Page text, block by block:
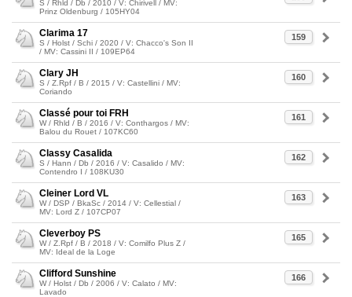
S / Rhld / Db / 2010 / V: Chirivell / MV:
Prinz Oldenburg / 105HY04
159
Clarima 17
S / Holst / Schi / 2020 / V: Chacco's Son II
/ MV: Cassini II / 109EP64
160
Clary JH
S / Z.Rpf / B / 2015 / V: Castellini / MV:
Coriando
161
Classé pour toi FRH
W / Rhld / B / 2016 / V: Conthargos / MV:
Balou du Rouet / 107KC60
162
Classy Casalida
S / Hann / Db / 2016 / V: Casalido / MV:
Contendro I / 108KU30
163
Cleiner Lord VL
W / DSP / BkaSc / 2014 / V: Cellestial /
MV: Lord Z / 107CP07
165
Cleverboy PS
W / Z.Rpf / B / 2018 / V: Comilfo Plus Z /
MV: Ideal de la Loge
166
Clifford Sunshine
W / Holst / Db / 2006 / V: Calato / MV:
Lavado